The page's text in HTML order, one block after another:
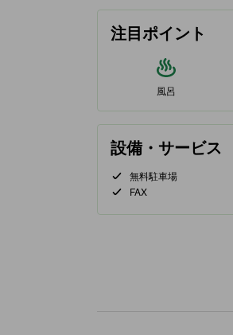
注目ポイント
風呂
設備・サービス
無料駐車場
FAX